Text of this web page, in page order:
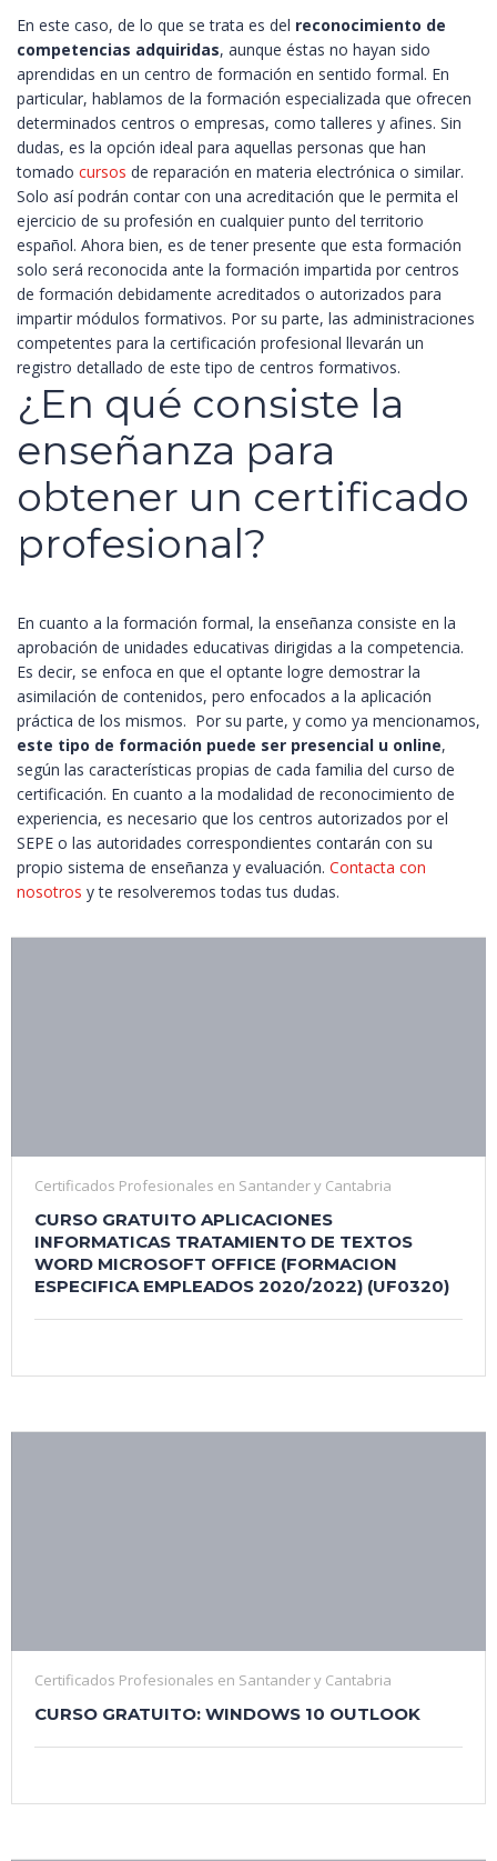
En este caso, de lo que se trata es del reconocimiento de
competencias adquiridas, aunque éstas no hayan sido
aprendidas en un centro de formación en sentido formal. En
particular, hablamos de la formación especializada que ofrecen
determinados centros o empresas, como talleres y afines. Sin
dudas, es la opción ideal para aquellas personas que han
tomado cursos de reparación en materia electrónica o similar.
Solo así podrán contar con una acreditación que le permita el
ejercicio de su profesión en cualquier punto del territorio
español. Ahora bien, es de tener presente que esta formación
solo será reconocida ante la formación impartida por centros
de formación debidamente acreditados o autorizados para
impartir módulos formativos. Por su parte, las administraciones
competentes para la certificación profesional llevarán un
registro detallado de este tipo de centros formativos.
¿En qué consiste la
enseñanza para
obtener un certificado
profesional?
En cuanto a la formación formal, la enseñanza consiste en la
aprobación de unidades educativas dirigidas a la competencia.
Es decir, se enfoca en que el optante logre demostrar la
asimilación de contenidos, pero enfocados a la aplicación
práctica de los mismos. Por su parte, y como ya mencionamos,
este tipo de formación puede ser presencial u online,
según las características propias de cada familia del curso de
certificación. En cuanto a la modalidad de reconocimiento de
experiencia, es necesario que los centros autorizados por el
SEPE o las autoridades correspondientes contarán con su
propio sistema de enseñanza y evaluación. Contacta con
nosotros y te resolveremos todas tus dudas.
Certificados Profesionales en Santander y Cantabria
CURSO GRATUITO APLICACIONES
INFORMATICAS TRATAMIENTO DE TEXTOS
WORD MICROSOFT OFFICE (FORMACION
ESPECIFICA EMPLEADOS 2020/2022) (UF0320)
Certificados Profesionales en Santander y Cantabria
CURSO GRATUITO: WINDOWS 10 OUTLOOK